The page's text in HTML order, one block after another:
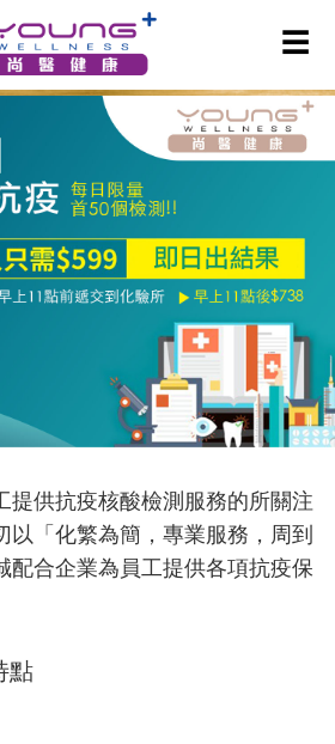
☰
提供抗疫核酸檢測服務的所關注
以「化繁為簡，專業服務，周到
配合企業為員工提供各項抗疫保
點